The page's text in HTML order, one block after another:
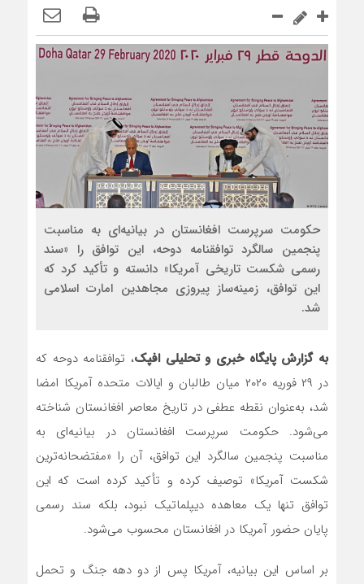
حکومت سرپرست افغانستان در بیانیه‌ای به مناسبت
پنجمین سالگرد توافقنامه دوحه، این توافق را «سند
رسمی شکست تاریخی آمریکا» دانسته و تأکید کرد که
این توافق، زمینه‌ساز پیروزی مجاهدین امارت اسلامی
شد.
به گزارش پایگاه خبری و تحلیلی افپک، توافقنامه دوحه که
در ۲۹ فوریه ۲۰۲۰ میان طالبان و ایالات متحده آمریکا امضا
شد، به‌عنوان نقطه عطفی در تاریخ معاصر افغانستان شناخته
می‌شود. حکومت سرپرست افغانستان در بیانیه‌ای به
مناسبت پنجمین سالگرد این توافق، آن را «مفتضحانه‌ترین
شکست آمریکا» توصیف کرده و تأکید کرده است که این
توافق‌ تنها یک معاهده دیپلماتیک نبود، بلکه سند رسمی
پایان حضور آمریکا در افغانستان محسوب می‌شود.
بر اساس این بیانیه، آمریکا پس از دو دهه جنگ و تحمل